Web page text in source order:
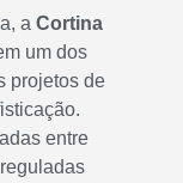
a Cortina
um dos
projetos de
entre